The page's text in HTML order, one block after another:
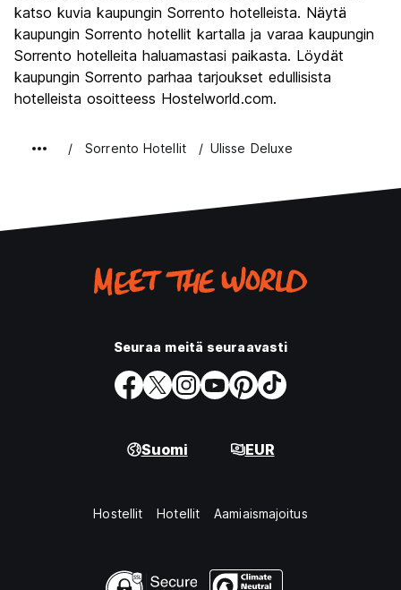
Yöelämä
Rahanarvoinen
7.3
katso kuvia kaupungin Sorrento hotelleista. Näytä
kaupungin Sorrento hotellit kartalla ja varaa kaupungin
Sorrento hotelleita haluamastasi paikasta. Löydät
kaupungin Sorrento parhaa tarjoukset edullisista
hotelleista osoitteess Hostelworld.com.
Sorrento Hotellit Ulisse Deluxe
Seuraa meitä seuraavasti
Suomi EUR
Hostellit Hotellit Aamiaismajoitus